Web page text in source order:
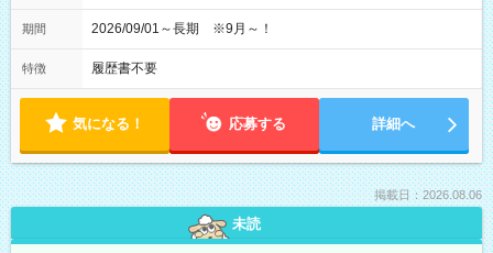
期間 2026/09/01～長期 ※9月～！
特徴 履歴書不要
気になる！ 応募する 詳細へ
掲載日：2026.08.06
未読